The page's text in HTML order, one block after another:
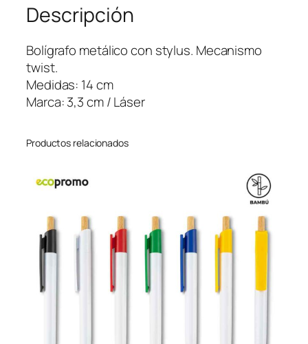
L
U
S
c
a
n
d
Descripción
Bolígrafo metálico con stylus. Mecanismo
twist.
Medidas: 14 cm
Marca: 3,3 cm / Láser
Productos relacionados